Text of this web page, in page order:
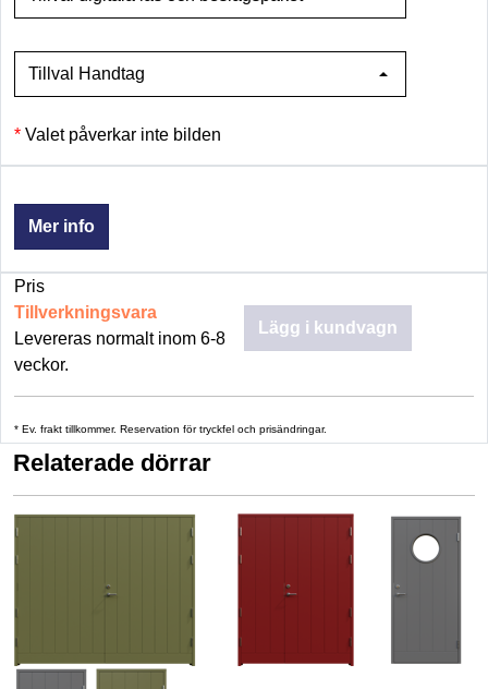
Tillval Handtag
Valet påverkar inte bilden
Mer info
Pris
Tillverkningsvara
Levereras normalt inom 6-8
veckor.
Lägg i kundvagn
* Ev. frakt tillkommer. Reservation för tryckfel och prisändringar.
Relaterade dörrar